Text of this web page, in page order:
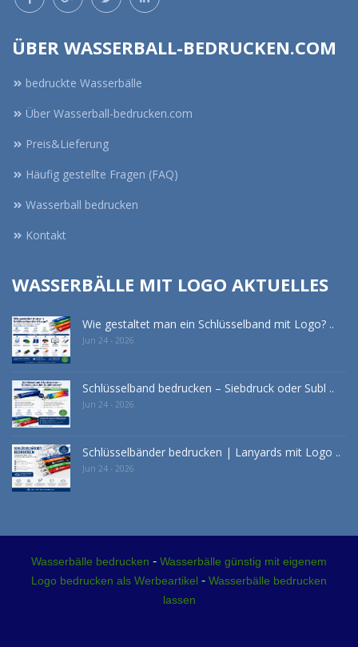
ÜBER WASSERBALL-BEDRUCKEN.COM
bedruckte Wasserbälle
Über Wasserball-bedrucken.com
Preis&Lieferung
Häufig gestellte Fragen (FAQ)
Wasserball bedrucken
Kontakt
WASSERBÄLLE MIT LOGO AKTUELLES
Wie gestaltet man ein Schlüsselband mit Logo? ..
Jun 24 - 2026
Schlüsselband bedrucken – Siebdruck oder Subl ..
Jun 24 - 2026
Schlüsselbänder bedrucken | Lanyards mit Logo ..
Jun 24 - 2026
Wasserbälle bedrucken - Wasserbälle günstig mit eigenem
Logo bedrucken als Werbeartikel - Wasserbälle bedrucken
lassen